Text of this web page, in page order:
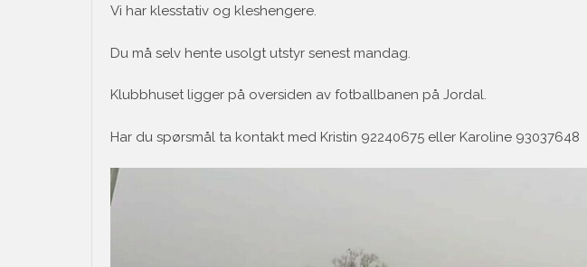
Vi har klesstativ og kleshengere.
Du må selv hente usolgt utstyr senest mandag.
Klubbhuset ligger på oversiden av fotballbanen på Jordal.
Har du spørsmål ta kontakt med Kristin 92240675 eller Karoline 93037648